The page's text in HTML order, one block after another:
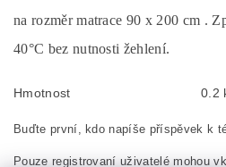
na rozměr matrace 90 x 200 cm .
40°C bez nutnosti žehlení.
Hmotnost 0.2
Buďte první, kdo napíše příspěvek k
Pouze registrovaní uživatelé mohou